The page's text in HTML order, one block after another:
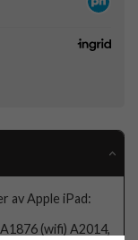
av Apple iPad:
(wifi) A2014,